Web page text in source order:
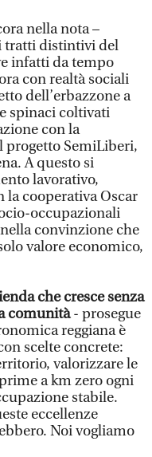
nella nota –
tratti distintivi del
infatti da tempo
con realtà sociali
dell’erbazzone a
spinaci coltivati
con la
progetto SemiLiberi,
A questo si
lavorativo,
la cooperativa Oscar
occupazionali
convinzione che
valore economico,
che cresce senza
comunità- prosegue
reggiana è
scelte concrete:
valorizzare le
a km zero ogni
stabile.
eccellenze
Noi vogliamo